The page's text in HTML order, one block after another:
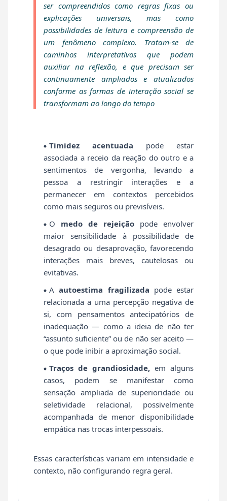
ser compreendidos como regras fixas ou
explicações universais, mas como
possibilidades de leitura e compreensão de
um fenômeno complexo. Tratam-se de
caminhos interpretativos que podem
auxiliar na reflexão, e que precisam ser
continuamente ampliados e atualizados
conforme as formas de interação social se
transformam ao longo do tempo
Timidez acentuada pode estar
associada a receio da reação do outro e a
sentimentos de vergonha, levando a
pessoa a restringir interações e a
permanecer em contextos percebidos
como mais seguros ou previsíveis.
O medo de rejeição pode envolver
maior sensibilidade à possibilidade de
desagrado ou desaprovação, favorecendo
interações mais breves, cautelosas ou
evitativas.
Aautoestima fragilizada pode estar
relacionada a uma percepção negativa de
si, com pensamentos antecipatórios de
inadequação — como a ideia de não ter
“assunto suficiente” ou de não ser aceito —
o que pode inibir a aproximação social.
Traços de grandiosidade, em alguns
casos, podem se manifestar como
sensação ampliada de superioridade ou
seletividade relacional, possivelmente
acompanhada de menor disponibilidade
empática nas trocas interpessoais.
Essas características variam em intensidade e
contexto, não configurando regra geral.